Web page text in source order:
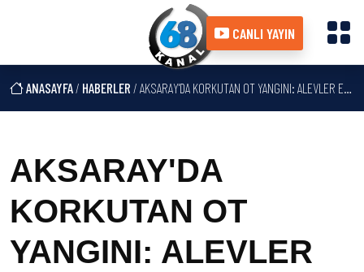
CANLI YAYIN
ANASAYFA/ HABERLER / AKSARAY'DA KORKUTAN OT YANGINI: ALEVLER EVE SIÇRAMADAN SON ANDA SÖNDÜR
AKSARAY'DA
KORKUTAN OT
YANGINI: ALEVLER